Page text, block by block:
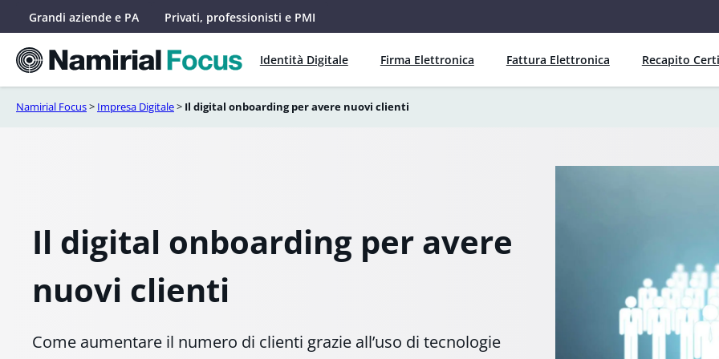
contenuto
Grandi aziende e PA Privati, professionisti e PMI
Identità Digitale Firma Elettronica Fattura Elettronica Recapito
Namirial Focus> Impresa Digitale> Il digital onboarding per avere nuovi clienti
Il digital onboarding per avere
nuovi clienti
Come aumentare il numero di clienti grazie all’uso di tecnologie